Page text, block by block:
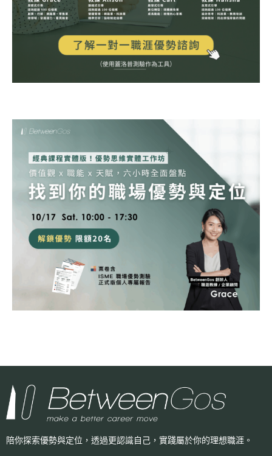
陪你探索優勢與定位，透過更認識自己， 實踐屬於你的理想職涯。